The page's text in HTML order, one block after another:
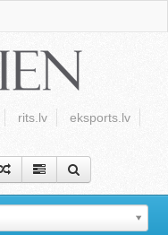
rits.lv
eksports.lv